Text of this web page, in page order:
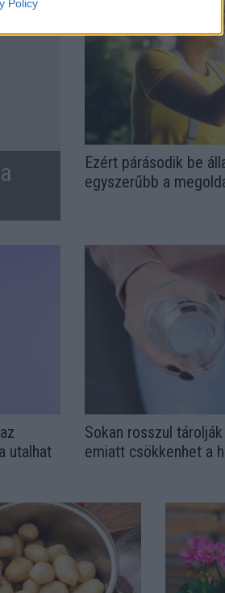
Policy
Ezért párásodik be
egyszerűbb a
utalhat
Sokan rosszul
emiatt csökkenhet a